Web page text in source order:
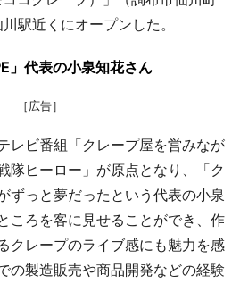
駅近くにオープンした。
」代表の小泉知花さん
［広告］
レビ番組「クレープ屋を営みなが
隊ヒーロー」が原点となり、「ク
ずっと夢だったという代表の小泉
ころを客に見せることができ、作
クレープのライブ感にも魅力を感
の製造販売や商品開発などの経験